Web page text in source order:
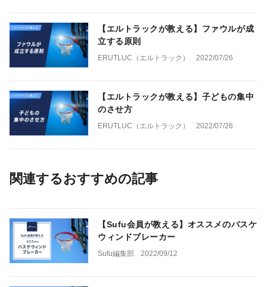
【エルトラックが教える】ファウルが成
立する原則
ERUTLUC（エルトラック） 2022/07/26
【エルトラックが教える】子どもの集中
のさせ方
ERUTLUC（エルトラック） 2022/07/26
関連するおすすめの記事
【Sufu会員が教える】オススメのバスケ
ウィンドブレーカー
Sufu編集部 2022/09/12